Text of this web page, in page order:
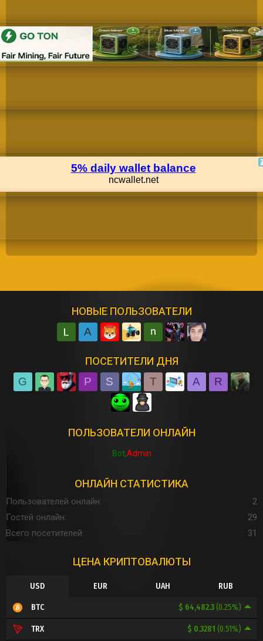
НОВЫЕ ПОЛЬЗОВАТЕЛИ
A
ПОСЕТИТЕЛИ ДНЯ
G P S T A R
ПОЛЬЗОВАТЕЛИ ОНЛАЙН
Bot Admin
ОНЛАЙН СТАТИСТИКА
Пользователей онлайн
2
Гостей онлайн
29
Всего посетителей
31
ЦЕНА КРИПТОВАЛЮТЫ
USD EUR UAH RUB
$ 64,482.3(0.25%)
BTC
$ 0.3281 (0.51%)
TRX